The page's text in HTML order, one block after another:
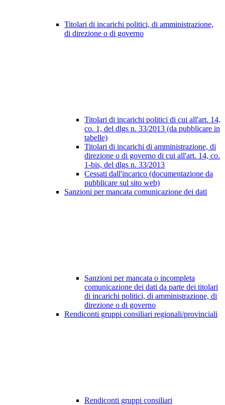
Titolari di incarichi politici, di amministrazione,
di direzione o di governo
Titolari di incarichi politici di cui all'art. 14,
co. 1, del dlgs n. 33/2013 (da pubblicare in
tabelle)
Titolari di incarichi di amministrazione, di
direzione o di governo di cui all'art. 14, co.
1-bis, del dlgs n. 33/2013
Cessati dall'incarico (documentazione da
pubblicare sul sito web)
Sanzioni per mancata comunicazione dei dati
Sanzioni per mancata o incompleta
comunicazione dei dati da parte dei titolari
di incarichi politici, di amministrazione, di
direzione o di governo
Rendiconti gruppi consiliari regionali/provinciali
Rendiconti gruppi consiliari